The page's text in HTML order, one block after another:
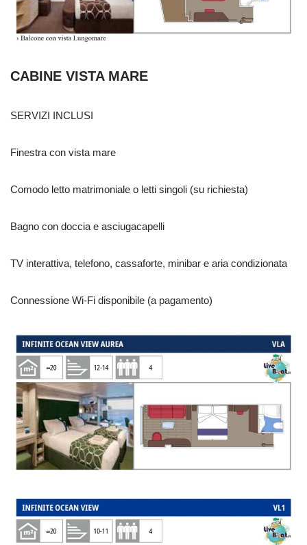
CABINE VISTA MARE
SERVIZI INCLUSI
Finestra con vista mare
Comodo letto matrimoniale o letti singoli (su richiesta)
Bagno con doccia e asciugacapelli
TV interattiva, telefono, cassaforte, minibar e aria condizionata
Connessione Wi-Fi disponibile (a pagamento)